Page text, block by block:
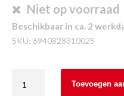
Niet op voorraad
Beschikbaar in ca. 2
SKU: 6940828310025
LF-
Toevoegen